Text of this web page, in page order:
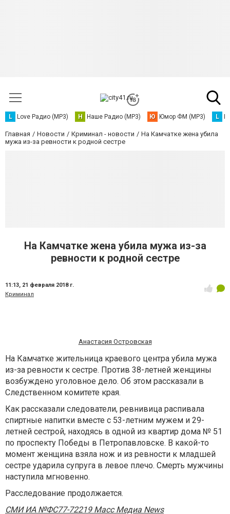
L Love Радио (MP3) Н Наше Радио (MP3) Ю Юмор ФМ (MP3) L
Главная Новости Криминал - новости
На Камчатке жена убила
мужа из-за ревности к родной сестре
На Камчатке жена убила мужа из-за
ревности к родной сестре
11:13, 21 февраля 2018 г.
Криминал
Анастасия Островская
На Камчатке жительница краевого центра убила мужа
из-за ревности к сестре. Против 38-летней женщины
возбуждено уголовное дело. Об этом рассказали в
Следственном комитете края.
Как рассказали следователи, ревнивица распивала
спиртные напитки вместе с 53-летним мужем и 29-
летней сестрой, находясь в одной из квартир дома № 51
по проспекту Победы в Петропавловске. В какой-то
момент женщина взяла нож и из ревности к младшей
сестре ударила супруга в левое плечо. Смерть мужчины
наступила мгновенно.
Расследование продолжается.
СМИ ИА №ФС77-72219 Масс Медиа News